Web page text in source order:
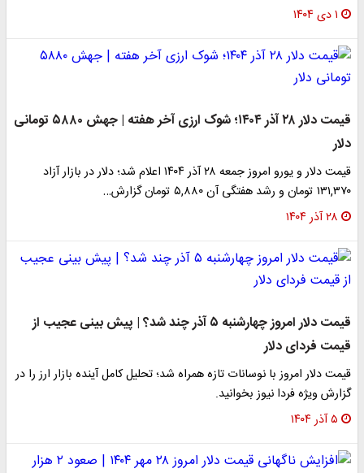
۱ دی ۱۴۰۴
قیمت دلار ۲۸ آذر ۱۴۰۴؛ شوک ارزی آخر هفته | جهش ۵۸۸۰ تومانی
دلار
قیمت دلار و یورو امروز جمعه ۲۸ آذر ۱۴۰۴ اعلام شد؛ دلار در بازار آزاد
۱۳۱,۳۷۰ تومان و رشد هفتگی آن ۵,۸۸۰ تومان گزارش…
۲۸ آذر ۱۴۰۴
قیمت دلار امروز چهارشنبه ۵ آذر چند شد؟ | پیش بینی عجیب از
قیمت فردای دلار
قیمت دلار امروز با نوسانات تازه همراه شد؛ تحلیل کامل آینده بازار ارز را در
گزارش ویژه فردا نیوز بخوانید.
۵ آذر ۱۴۰۴